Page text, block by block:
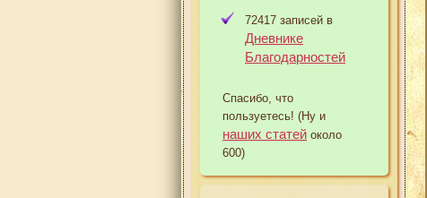
72417 записей в
Дневнике
Благодарностей
Спасибо, что
пользуетесь! (Ну и
наших статей около
600)